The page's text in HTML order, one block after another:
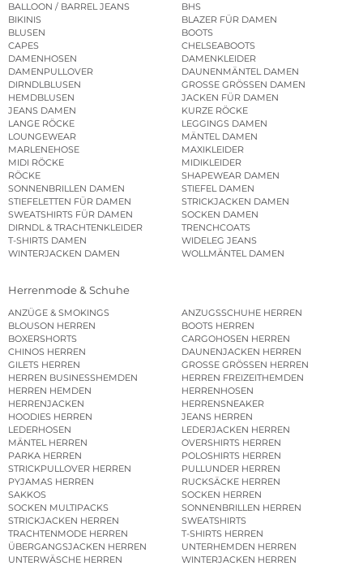
BALLOON / BARREL JEANS
BHS
BIKINIS
BLAZER FÜR DAMEN
BLUSEN
BOOTS
CAPES
CHELSEABOOTS
DAMENHOSEN
DAMENKLEIDER
DAMENPULLOVER
DAUNENMÄNTEL DAMEN
DIRNDLBLUSEN
GROSSE GRÖSSEN DAMEN
HEMDBLUSEN
JACKEN FÜR DAMEN
JEANS DAMEN
KURZE RÖCKE
LANGE RÖCKE
LEGGINGS DAMEN
LOUNGEWEAR
MÄNTEL DAMEN
MARLENEHOSE
MAXIKLEIDER
MIDI RÖCKE
MIDIKLEIDER
RÖCKE
SHAPEWEAR DAMEN
SONNENBRILLEN DAMEN
STIEFEL DAMEN
STIEFELETTEN FÜR DAMEN
STRICKJACKEN DAMEN
SWEATSHIRTS FÜR DAMEN
SOCKEN DAMEN
DIRNDL & TRACHTENKLEIDER
TRENCHCOATS
T-SHIRTS DAMEN
WIDELEG JEANS
WINTERJACKEN DAMEN
WOLLMÄNTEL DAMEN
Herrenmode & Schuhe
ANZÜGE & SMOKINGS
ANZUGSSCHUHE HERREN
BLOUSON HERREN
BOOTS HERREN
BOXERSHORTS
CARGOHOSEN HERREN
CHINOS HERREN
DAUNENJACKEN HERREN
GILETS HERREN
GROSSE GRÖSSEN HERREN
HERREN BUSINESSHEMDEN
HERREN FREIZEITHEMDEN
HERREN HEMDEN
HERRENHOSEN
HERRENJACKEN
HERRENSNEAKER
HOODIES HERREN
JEANS HERREN
LEDERHOSEN
LEDERJACKEN HERREN
MÄNTEL HERREN
OVERSHIRTS HERREN
PARKA HERREN
POLOSHIRTS HERREN
STRICKPULLOVER HERREN
PULLUNDER HERREN
PYJAMAS HERREN
RUCKSÄCKE HERREN
SAKKOS
SOCKEN HERREN
SOCKEN MULTIPACKS
SONNENBRILLEN HERREN
STRICKJACKEN HERREN
SWEATSHIRTS
TRACHTENMODE HERREN
T-SHIRTS HERREN
ÜBERGANGSJACKEN HERREN
UNTERHEMDEN HERREN
UNTERWÄSCHE HERREN
WINTERJACKEN HERREN